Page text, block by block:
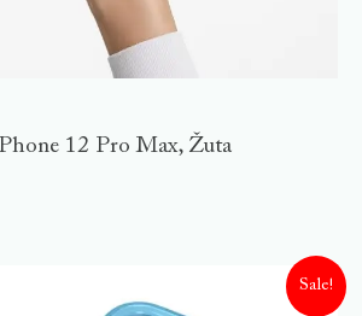
12 Pro Max, Žuta
Sale!